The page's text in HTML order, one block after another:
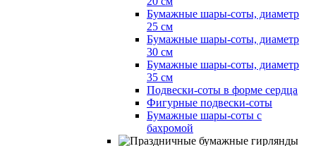
Бумажные шары-соты, диаметр
25 см
Бумажные шары-соты, диаметр
30 см
Бумажные шары-соты, диаметр
35 см
Подвески-соты в форме сердца
Фигурные подвески-соты
Бумажные шары-соты с
бахромой